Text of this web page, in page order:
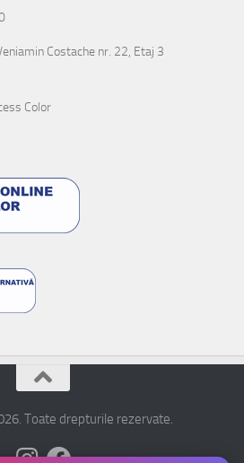
Costache nr. 22, Etaj 3
Color
Toate drepturile rezervate.